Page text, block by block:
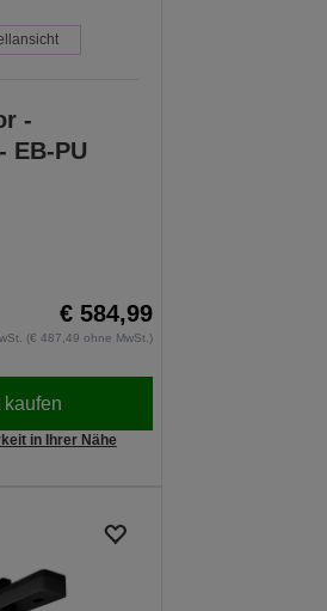
-
EB-PU
€ 584,99
(€ 487,49 ohne MwSt.)
kaufen
in Ihrer Nähe